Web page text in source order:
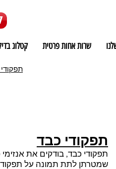
שרות אחות פרטית קטלוג
תפקודי כבד
תפקודי כבד, בודקים את
שמטרתן לתת תמונה על